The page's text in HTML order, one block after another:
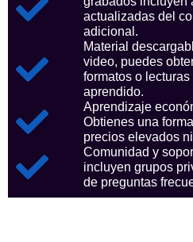
actualizadas del
adicional.
Material
video, puedes
formatos o
aprendido.
Aprendizaje
Obtienes una
precios elevados
Comunidad y
incluyen grupos
de preguntas